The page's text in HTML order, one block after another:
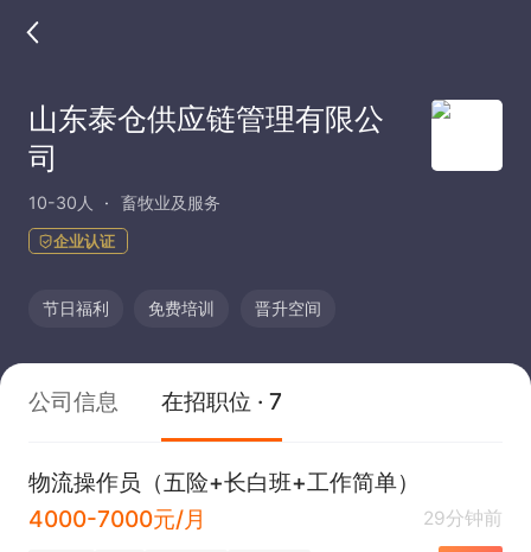
山东泰仓供应链管理有限公
司
10-30人 畜牧业及服务
企业认证
节日福利 免费培训 晋升空间
公司信息 在招职位 · 7
物流操作员（五险+长白班+工作简单）
4000-7000元/月
29分钟前